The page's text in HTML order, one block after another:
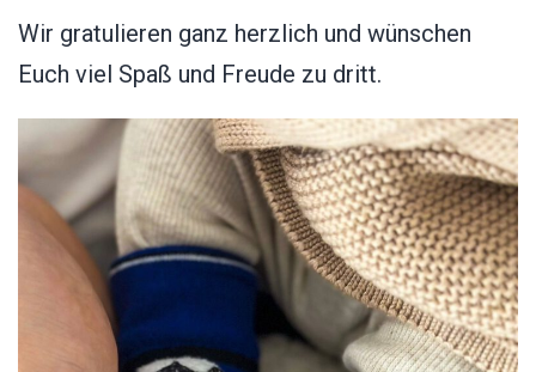
Wir gratulieren ganz herzlich und wünschen
Euch viel Spaß und Freude zu dritt.